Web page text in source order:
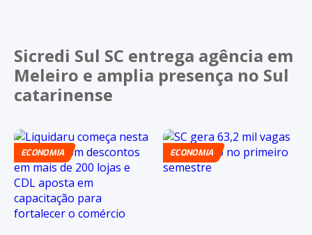
Sicredi Sul SC entrega agência em
Meleiro e amplia presença no Sul
catarinense
ECONOMIA ECONOMIA